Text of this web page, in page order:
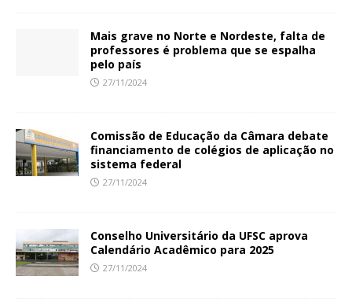
Mais grave no Norte e Nordeste, falta de
professores é problema que se espalha
pelo país
27/11/2024
Comissão de Educação da Câmara debate
financiamento de colégios de aplicação no
sistema federal
27/11/2024
Conselho Universitário da UFSC aprova
Calendário Acadêmico para 2025
27/11/2024